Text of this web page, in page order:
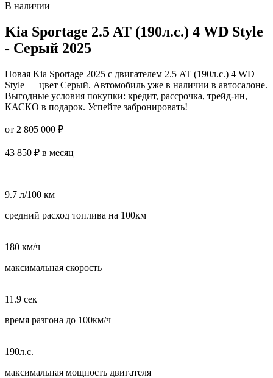
В наличии
Kia Sportage 2.5 AT (190л.с.) 4 WD Style
- Серый 2025
Новая Kia Sportage 2025 с двигателем 2.5 AT (190л.с.) 4 WD
Style — цвет Серый. Автомобиль уже в наличии в автосалоне.
Выгодные условия покупки: кредит, рассрочка, трейд-ин,
КАСКО в подарок. Успейте забронировать!
от 2 805 000 ₽
43 850 ₽ в месяц
9.7 л/100 км
средний расход топлива на 100км
180 км/ч
максимальная скорость
11.9 сек
время разгона до 100км/ч
190л.с.
максимальная мощность двигателя